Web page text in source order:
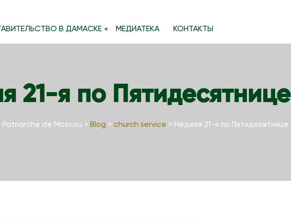
В ДАМАСКЕ МЕДИАТЕКА КОНТАКТЫ
21-я по Пятидесятнице
de Moscou > Blog > church service > Неделя 21-я по Пятидесятнице